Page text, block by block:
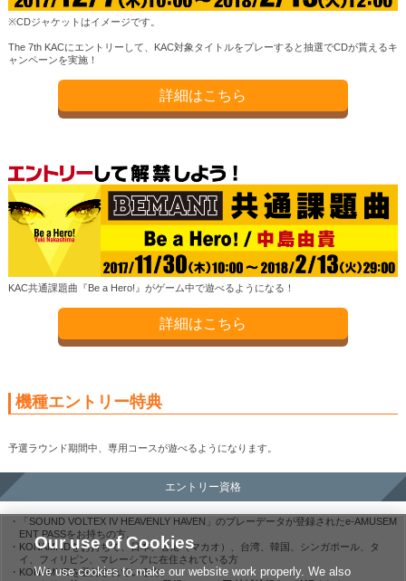
※CDジャケットはイメージです。
The 7th KACにエントリーして、KAC対象タイトルをプレーすると抽選でCDが貰えるキ
ャンペーンを実施！
詳細はこちら
KAC共通課題曲『Be a Hero!』がゲーム中で遊べるようになる！
詳細はこちら
機種エントリー特典
予選ラウンド期間中、専用コースが遊べるようになります。
エントリー資格
「SOUND VOLTEX IV HEAVENLY HAVEN」のプレーデータが登録されたe-AMUSEM
ENT PASSをお持ちの方。
KONAMI IDをお持ちで、日本、香港（マカオ）、台湾、韓国、シンガポール、タ
イ、フィリピン、マレーシアに在住されている方
KONAMI IDを登録されている方。
Our use of Cookies
We use cookies to make our website work properly. We also